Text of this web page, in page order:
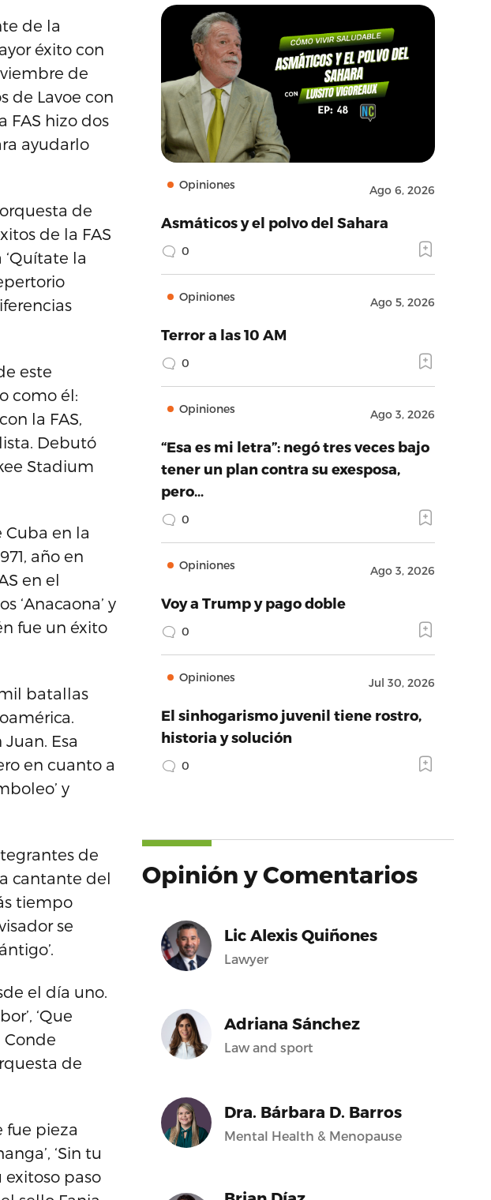
de la
éxito con
de
de Lavoe con
FAS hizo dos
ayudarlo
de
de la FAS
‘Quítate la
este
como él:
la FAS,
Debutó
Stadium
Cuba en la
año en
en el
‘Anacaona’ y
fue un éxito
batallas
Esa
en cuanto a
y
de
cantante del
tiempo
se
el día uno.
‘Que
Conde
de
fue pieza
‘Sin tu
exitoso paso
Opiniones Ago 6, 2026
Asmáticos y el polvo del Sahara
0
Opiniones Ago 5, 2026
Terror a las 10 AM
0
Opiniones Ago 3, 2026
“Esa es mi letra”: negó tres veces bajo
tener un plan contra su exesposa,
pero…
0
Opiniones Ago 3, 2026
Voy a Trump y pago doble
0
Opiniones Jul 30, 2026
El sinhogarismo juvenil tiene rostro,
historia y solución
0
Opinión y Comentarios
Lic Alexis Quiñones
Lawyer
Adriana Sánchez
Law and sport
Dra. Bárbara D. Barros
Mental Health & Menopause